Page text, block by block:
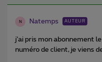
N Natemps AUTEUR
j’ai pris mon abonnement
numéro de client, je viens